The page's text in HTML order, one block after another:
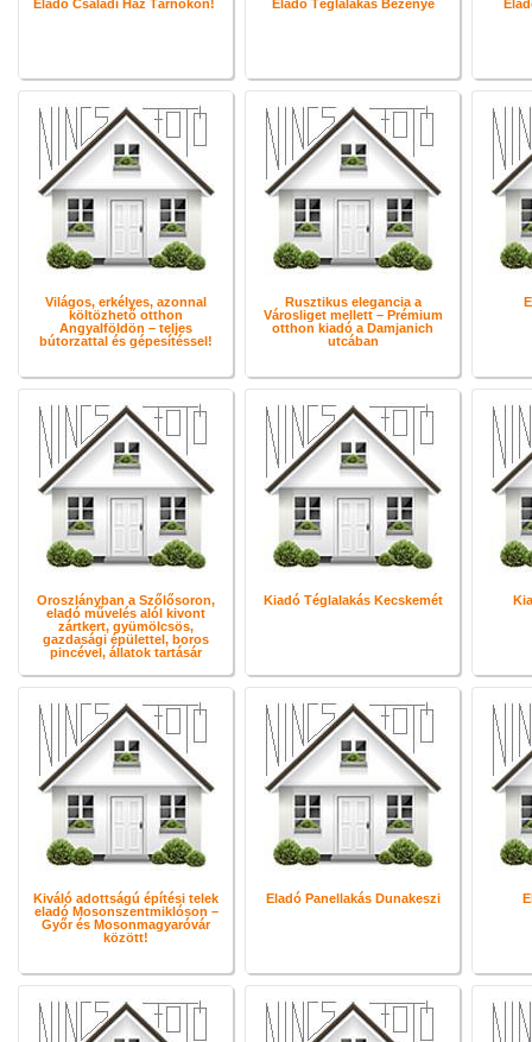
Eladó Családi Ház Tárnokon! Eladó Téglalakás Bezenye
Világos, erkélyes, azonnal
költözhető otthon
Angyalföldön – teljes
bútorzattal és gépesítéssel!
Rusztikus elegancia a
Városliget mellett – Prémium
otthon kiadó a Damjanich
utcában
Oroszlányban a Szőlősoron,
eladó művelés alól kivont
zártkert, gyümölcsös,
gazdasági épülettel, boros
pincével, állatok tartásár
Kiadó Téglalakás Kecskemét
Kiváló adottságú építési telek
eladó Mosonszentmiklóson –
Győr és Mosonmagyaróvár
között!
Eladó Panellakás Dunakeszi